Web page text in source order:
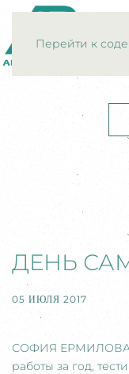
Перейти к
ДЕНЬ
05 ИЮЛЯ 2017
СОФИЯ ЕРМИЛОВА,
работы за год,